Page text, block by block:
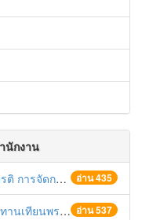
นักงาน
อ่าน 435
วัดจากข้าวไรซ์เบอร์รี่
อ่าน 537
ทธศักราช 2559